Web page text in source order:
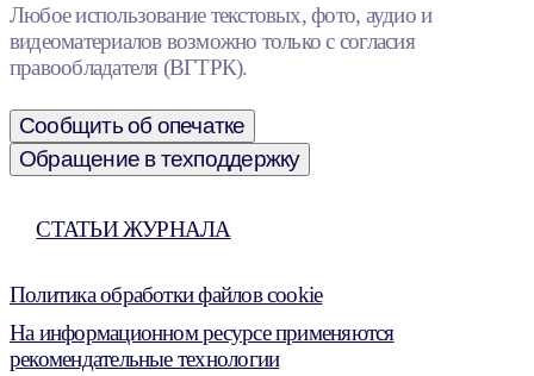
Любое использование текстовых, фото, аудио и
видеоматериалов возможно только с согласия
правообладателя (ВГТРК).
Сообщить об опечатке
Обращение в техподдержку
СТАТЬИ ЖУРНАЛА
Политика обработки файлов cookie
На информационном ресурсе применяются
рекомендательные технологии